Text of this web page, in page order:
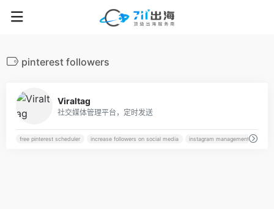
pinterest followers
Viraltag
社交媒体管理平台，定时发送
free pinterest scheduler increase followers on social media instagram management